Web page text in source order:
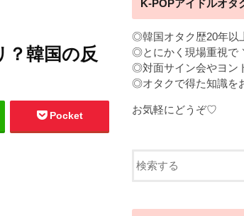
韓国の反
Pocket
K-POPアイドルオタ
◎韓国オタク歴20年以
◎とにかく現場重視で
◎対面サイン会やヨン
◎オタクで得た知識を
お気軽にどうぞ♡